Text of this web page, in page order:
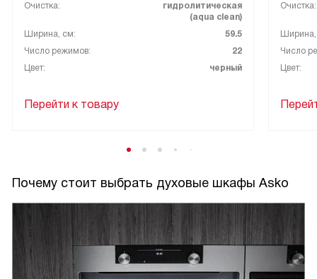
Очистка:
гидролитическая
(aqua clean)
Ширина, см:
59.5
Число режимов:
22
Цвет:
черный
Перейти к товару
Очистка:
Число
Цвет:
Почему стоит выбрать духовые шкафы Asko